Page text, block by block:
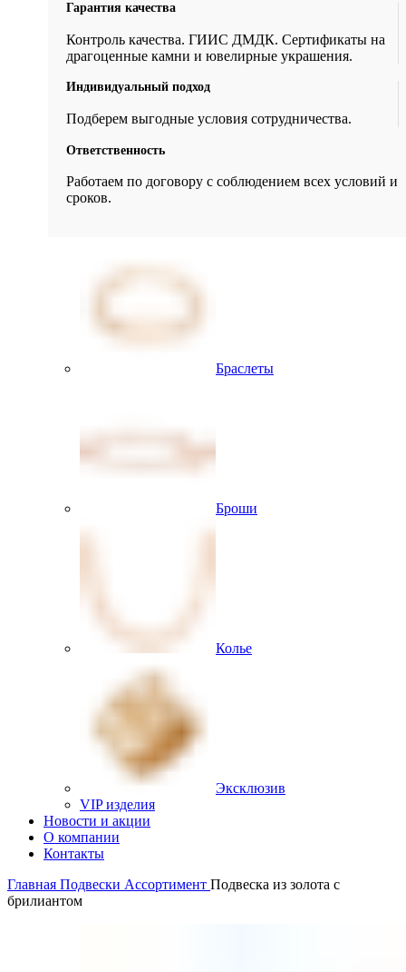
Гарантия качества
Контроль качества. ГИИС ДМДК. Сертификаты на
драгоценные камни и ювелирные украшения.
Индивидуальный подход
Подберем выгодные условия сотрудничества.
Ответственность
Работаем по договору с соблюдением всех условий и
сроков.
Браслеты
Броши
Колье
Эксклюзив
VIP изделия
Новости и акции
О компании
Контакты
Главная Подвески Ассортимент Подвеска из золота с
брилиантом